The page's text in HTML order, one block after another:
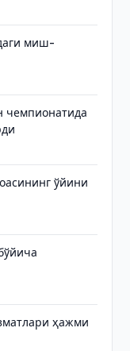
миш-
чемпионатида
ўйини
ҳажми